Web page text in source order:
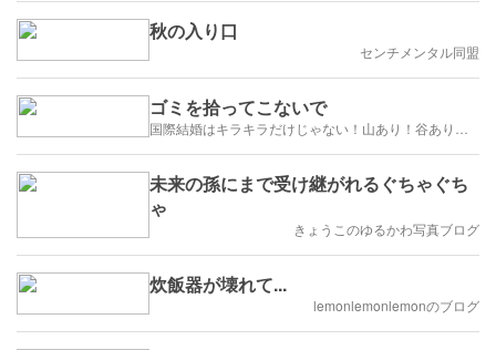
秋の入り口
センチメンタル同盟
ゴミを拾ってこないで
未来の孫にまで受け継がれるぐちゃぐち
ゃ
きょうこのゆるかわ写真ブログ
炊飯器が壊れて...
lemonlemonlemonのブログ